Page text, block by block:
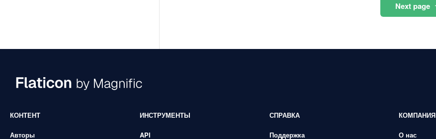
Nextpage
КОНТЕНТ
Авторы
ИНСТРУМЕНТЫ
API
СПРАВКА
Поддержка
КОМПАНИЯ
О нас